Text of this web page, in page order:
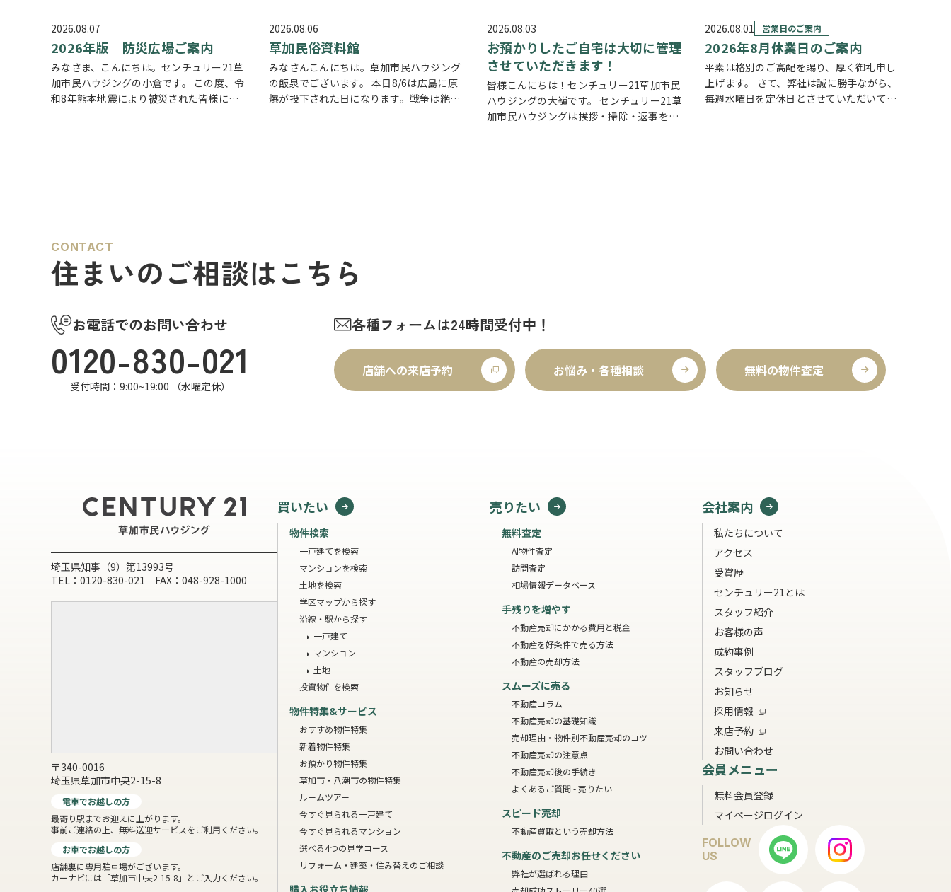
2026.08.07
2026年版 防災広場ご案内
みなさま、こんにちは。センチュリー21草
加市民ハウジングの小倉です。 この度、令
和8年熊本地震により被災された皆様に
2026.08.06
草加民俗資料館
みなさんこんにちは。草加市民ハウジング
の飯泉でございます。 本日8/6は広島に原
爆が投下された日になります。戦争は絶対
2026.08.03
お預かりしたご自宅は大切に管理
させていただきます！
皆様こんにちは！センチュリー21草加市民
ハウジングの大嶺です。 センチュリー21草
加市民ハウジングは挨拶・掃除・返事を大
2026.08.01 営業日のご案内
2026年8月休業日のご案内
平素は格別のご高配を賜り、厚く御礼申し
上げます。 さて、弊社は誠に勝手ながら、
毎週水曜日を定休日とさせていただいてお
CONTACT
住まいのご相談はこちら
お電話でのお問い合わせ
0120-830-021
受付時間：9:00~19:00 （水曜定休）
各種フォームは24時間受付中！
店舗への来店予約 お悩み・各種相談 無料の物件査定
埼玉県知事（9）第13993号
TEL：0120-830-021 FAX：048-928-1000
〒340-0016
埼玉県草加市中央2-15-8
電車でお越しの方
最寄り駅までお迎えに上がります。
事前ご連絡の上、無料送迎サービスをご利用ください。
お車でお越しの方
店舗裏に専用駐車場がございます。
カーナビには「草加市中央2-15-8」とご入力ください。
買いたい
物件検索
一戸建てを検索
マンションを検索
土地を検索
学区マップから探す
沿線・駅から探す
一戸建て
マンション
土地
投資物件を検索
物件特集&サービス
おすすめ物件特集
新着物件特集
お預かり物件特集
草加市・八潮市の物件特集
ルームツアー
今すぐ見られる一戸建て
今すぐ見られるマンション
選べる4つの見学コース
リフォーム・建築・住み替えのご相談
売りたい
無料査定
AI物件査定
訪問査定
相場情報データベース
手残りを増やす
不動産売却にかかる費用と税金
不動産を好条件で売る方法
不動産の売却方法
スムーズに売る
不動産コラム
不動産売却の基礎知識
売却理由・物件別不動産売却のコツ
不動産売却の注意点
不動産売却後の手続き
よくあるご質問 - 売りたい
スピード売却
不動産買取という売却方法
不動産のご売却お任せください
弊社が選ばれる理由
会社案内
私たちについて
アクセス
受賞歴
センチュリー21とは
スタッフ紹介
お客様の声
成約事例
スタッフブログ
お知らせ
採用情報
来店予約
お問い合わせ
会員メニュー
無料会員登録
マイページログイン
FOLLOW
US